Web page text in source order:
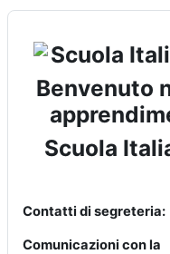
Benvenuto
Scuola
Contatti di segreteria:
Comunicazioni con la